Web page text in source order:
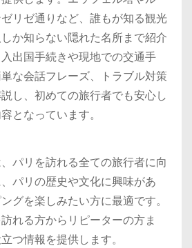
リゼ通りなど、誰もが知る観光
か知らない隠れた名所まで紹介
出国手続きや現地での交通手
な会話フレーズ、トラブル対策
し、初めての旅行者でも安心し
となっています。
パリを訪れる全ての旅行者に向
パリの歴史や文化に興味があ
グを楽しみたい方に最適です。
れる方からリピーターの方ま
つ情報を提供します。